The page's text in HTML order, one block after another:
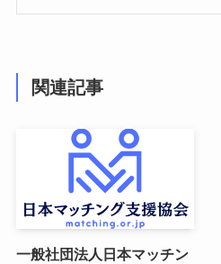
関連記事
一般社団法人日本マッチン